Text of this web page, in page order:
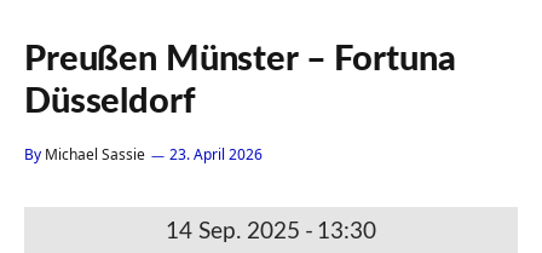
Preußen Münster – Fortuna
Düsseldorf
By Michael Sassie 23. April 2026
14 Sep. 2025 - 13:30